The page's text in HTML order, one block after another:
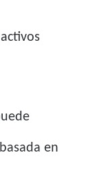
en